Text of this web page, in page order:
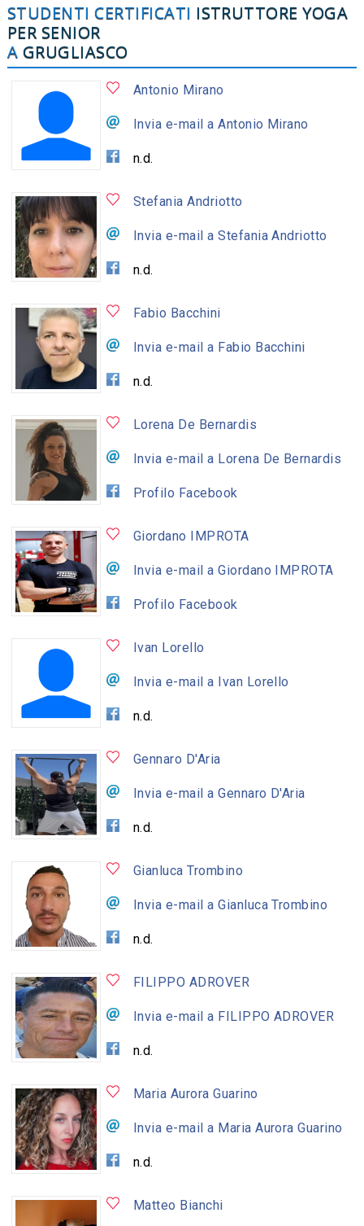
STUDENTI CERTIFICATI ISTRUTTORE YOGA
PER SENIOR
A GRUGLIASCO
Antonio Mirano
Invia e-mail a Antonio Mirano
n.d.
Stefania Andriotto
Invia e-mail a Stefania Andriotto
n.d.
Fabio Bacchini
Invia e-mail a Fabio Bacchini
n.d.
Lorena De Bernardis
Invia e-mail a Lorena De Bernardis
Profilo Facebook
Giordano IMPROTA
Invia e-mail a Giordano IMPROTA
Profilo Facebook
Ivan Lorello
Invia e-mail a Ivan Lorello
n.d.
Gennaro D'Aria
Invia e-mail a Gennaro D'Aria
n.d.
Gianluca Trombino
Invia e-mail a Gianluca Trombino
n.d.
FILIPPO ADROVER
Invia e-mail a FILIPPO ADROVER
n.d.
Maria Aurora Guarino
Invia e-mail a Maria Aurora Guarino
n.d.
Matteo Bianchi